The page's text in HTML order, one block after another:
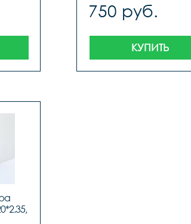
750 руб.
КУПИТЬ